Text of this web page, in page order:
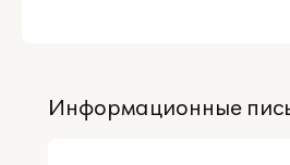
Информационные